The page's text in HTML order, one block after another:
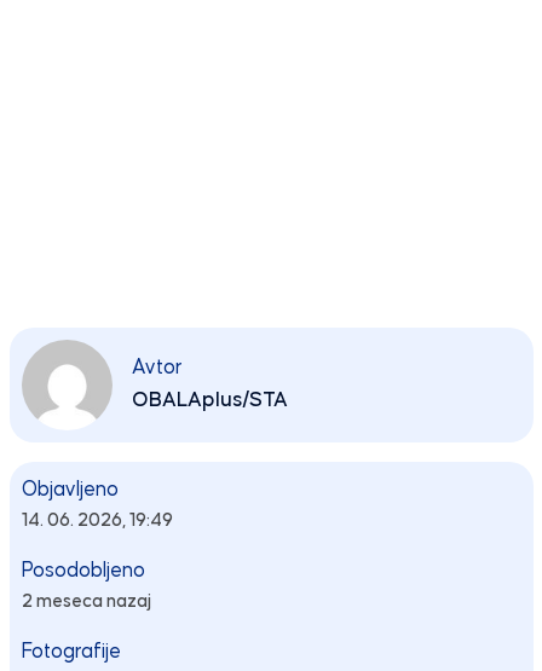
Avtor
OBALAplus/STA
Objavljeno
14. 06. 2026, 19:49
Posodobljeno
2 meseca nazaj
Fotografije